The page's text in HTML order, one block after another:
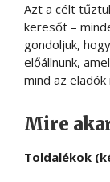
Azt a célt
keresőt –
gondoljuk,
előállnunk,
mind az
Mire
Toldalékok